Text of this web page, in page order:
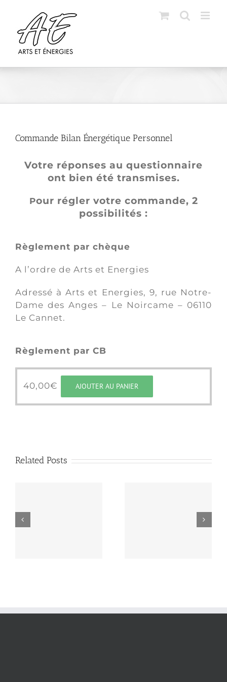
content
Commande Bilan Énergétique Personnel
Votre réponses au questionnaire
ont bien été transmises.
Pour régler votre commande, 2
possibilités :
Règlement par chèque
A l’ordre de Arts et Energies
Adressé à Arts et Energies, 9, rue Notre-
Dame des Anges – Le Noircame – 06110
Le Cannet.
Règlement par CB
40,00€ AJOUTER AU PANIER
Related Posts
Commande Question